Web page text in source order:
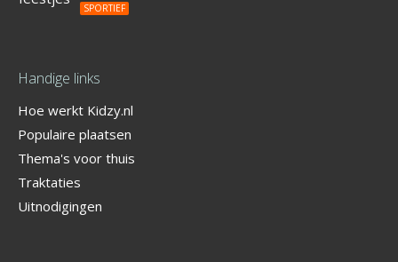
SPORTIEF
Handige links
Hoe werkt Kidzy.nl
Populaire plaatsen
Thema's voor thuis
Traktaties
Uitnodigingen